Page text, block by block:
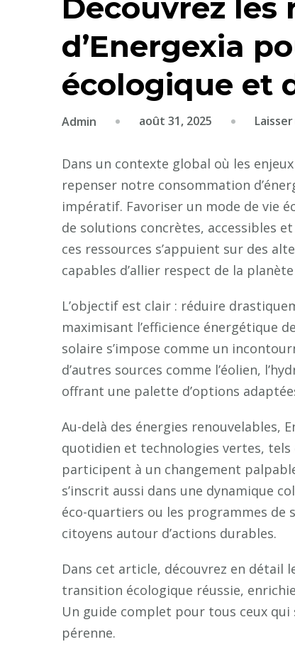
Découvrez les
d’Energexia
écologique et
Admin août 31, 2025
Dans un contexte global où les
repenser notre consommation
impératif. Favoriser un mode de vie
de solutions concrètes, accessibles
ces ressources s’appuient sur des
capables d’allier respect de la
L’objectif est clair : réduire
maximisant l’efficience énergétique
solaire s’impose comme un
d’autres sources comme l’éolien,
offrant une palette d’options
Au-delà des énergies renouvelables,
quotidien et technologies vertes, tels
participent à un changement
s’inscrit aussi dans une dynamique
éco-quartiers ou les programmes
citoyens autour d’actions durables.
Dans cet article, découvrez en détail
transition écologique réussie,
Un guide complet pour tous ceux
pérenne.